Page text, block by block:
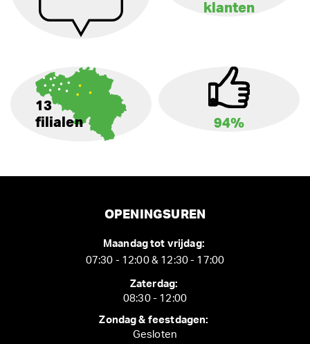
klanten
13
filialen
94%
OPENINGSUREN
Maandag tot vrijdag:
07:30 - 12:00 & 12:30 - 17:00
Zaterdag:
08:30 - 12:00
Zondag & feestdagen:
Gesloten